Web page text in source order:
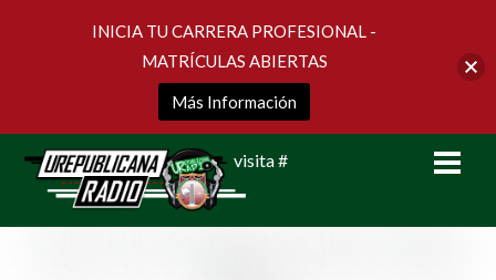
visita #
INICIA TU CARRERA PROFESIONAL -
MATRÍCULAS ABIERTAS
Más Información